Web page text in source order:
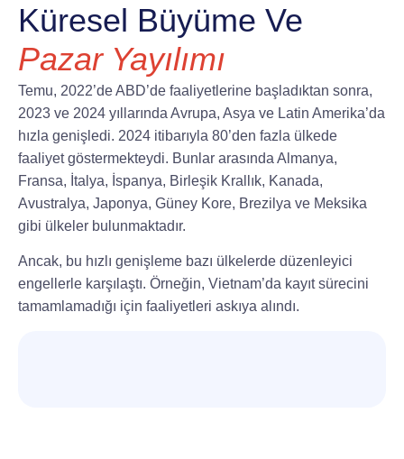
Küresel Büyüme Ve
Pazar Yayılımı
Temu, 2022’de ABD’de faaliyetlerine başladıktan sonra,
2023 ve 2024 yıllarında Avrupa, Asya ve Latin Amerika’da
hızla genişledi. 2024 itibarıyla 80’den fazla ülkede
faaliyet göstermekteydi. Bunlar arasında Almanya,
Fransa, İtalya, İspanya, Birleşik Krallık, Kanada,
Avustralya, Japonya, Güney Kore, Brezilya ve Meksika
gibi ülkeler bulunmaktadır.
Ancak, bu hızlı genişleme bazı ülkelerde düzenleyici
engellerle karşılaştı. Örneğin, Vietnam’da kayıt sürecini
tamamlamadığı için faaliyetleri askıya alındı.